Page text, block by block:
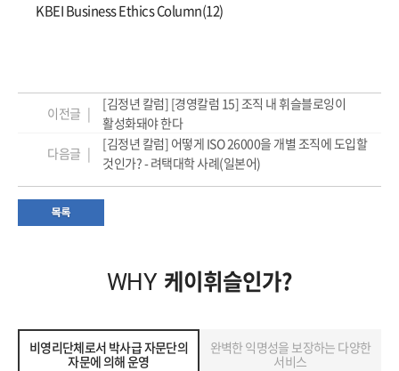
KBEI Business Ethics Column(12)
이전글 |
[김정년 칼럼] [경영칼럼 15] 조직 내 휘슬블로잉이
활성화돼야 한다
다음글 |
[김정년 칼럼] 어떻게 ISO 26000을 개별 조직에 도입할
것인가? - 려택대학 사례(일본어)
WHY 케이휘슬인가?
비영리단체로서 박사급 자문단의
자문에 의해 운영
완벽한 익명성을 보장하는 다양한
서비스